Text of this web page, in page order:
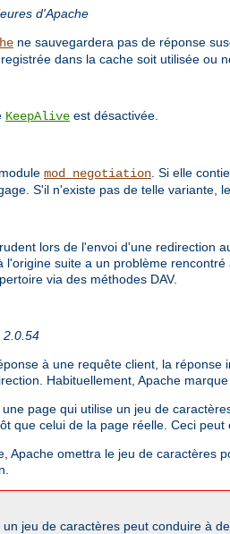
d'Apache
ne sauvegardera pas de réponse
dans la cache soit utilisée ou
KeepAlive est désactivée.
mod_negotiation. Si elle
S'il n'existe pas de telle variante,
lors de l'envoi d'une redirection
suite a un problème
via des méthodes DAV.
2.0.54
à une requête client, la
Habituellement, Apache
page qui utilise un jeu de
que celui de la page réelle. Ceci
Apache omettra le jeu de
jeu de caractères peut conduire à